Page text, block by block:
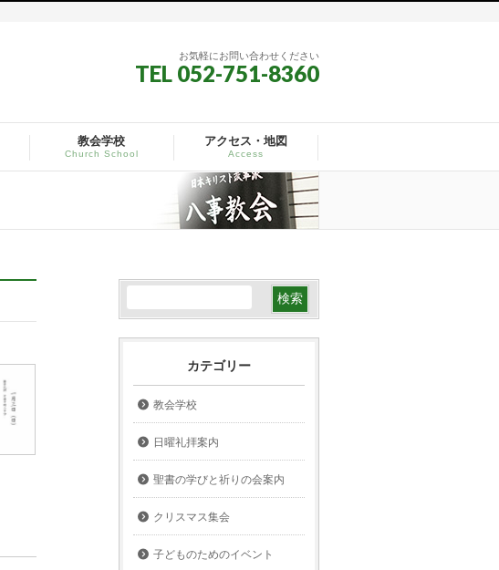
お気軽にお問い合わせください
TEL 052-751-8360
教会学校
Church School
アクセス・地図
Access
カテゴリー
教会学校
日曜礼拝案内
聖書の学びと祈りの会案内
クリスマス集会
子どものためのイベント